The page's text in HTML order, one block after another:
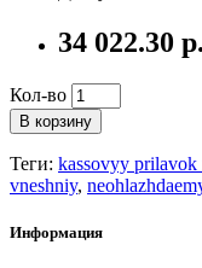
34 022.30 р.
Кол-во
В корзину
Теги: kassovyy prilavok
vneshniy,
Информация